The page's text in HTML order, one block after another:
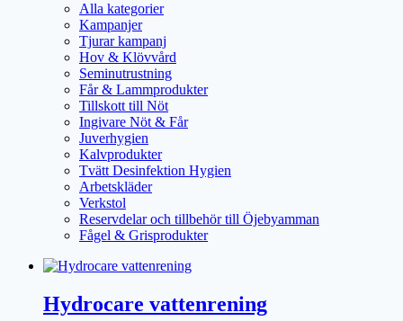
Alla kategorier
Kampanjer
Tjurar kampanj
Hov & Klövvård
Seminutrustning
Får & Lammprodukter
Tillskott till Nöt
Ingivare Nöt & Får
Juverhygien
Kalvprodukter
Tvätt Desinfektion Hygien
Arbetskläder
Verkstol
Reservdelar och tillbehör till Öjebyamman
Fågel & Grisprodukter
Hydrocare vattenrening